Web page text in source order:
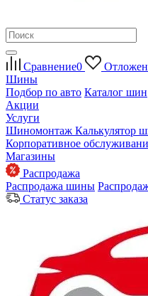
Сравнение0
Шины
Подбор по авто Каталог шин
Акции
Услуги
Шиномонтаж Калькулятор
Корпоративное
Магазины
Распродажа
Распродажа шины
Статус заказа